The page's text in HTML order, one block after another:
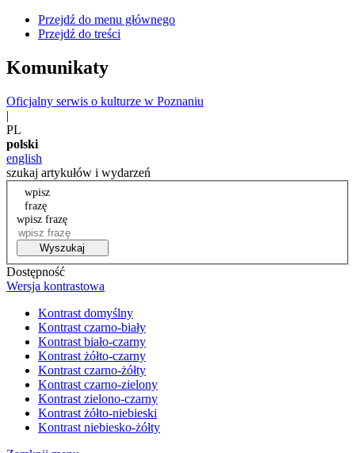
Przejdź do menu głównego
Przejdź do treści
Komunikaty
Oficjalny serwis o kulturze w Poznaniu
|
PL
polski
english
szukaj artykułów i wydarzeń
wpisz
frazę
wpisz frazę
Wyszukaj
Dostępność
Wersja kontrastowa
Kontrast domyślny
Kontrast czarno-biały
Kontrast biało-czarny
Kontrast żółto-czarny
Kontrast czarno-żółty
Kontrast czarno-zielony
Kontrast zielono-czarny
Kontrast żółto-niebieski
Kontrast niebiesko-żółty